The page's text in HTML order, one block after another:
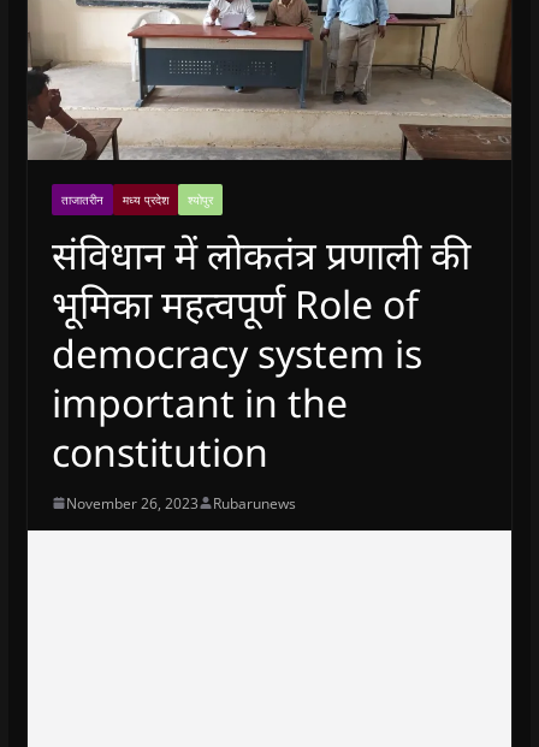
ताजातरीन मध्य प्रदेश श्योपुर
संविधान में लोकतंत्र प्रणाली की
भूमिका महत्वपूर्ण Role of
democracy system is
important in the
constitution
November 26, 2023 Rubarunews